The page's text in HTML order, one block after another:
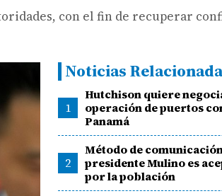
con el fin de recuperar
Noticias
1
Hutchison quiere
operación de puertos
Panamá
2
Método de
presidente Mulino es
por la población